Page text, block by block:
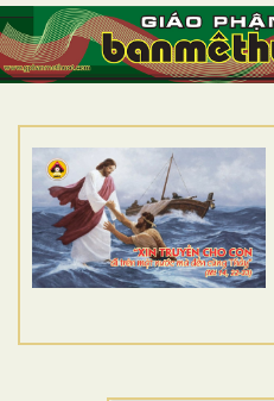
TRANG NHẤT
GIỚI THIỆU
DÒNG TU
BAN MỤC VỤ
ĐOÀN THỂ CG
ĐIỂM HÀNH HƯƠNG